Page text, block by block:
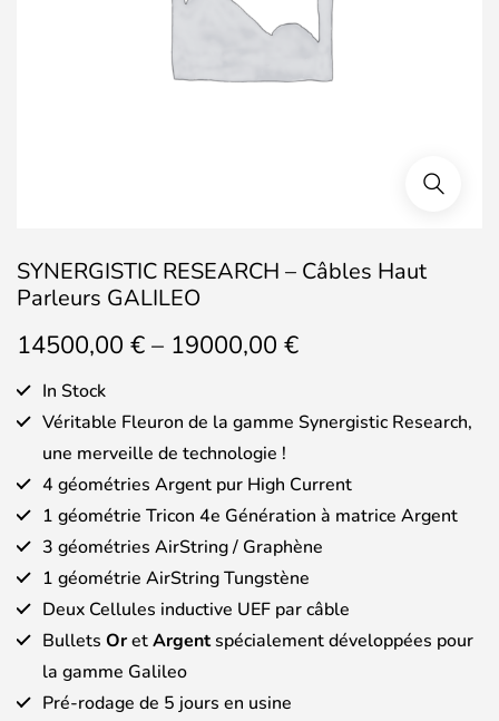
SYNERGISTIC RESEARCH – Câbles Haut
Parleurs GALILEO
14500,00 € – 19000,00 €Price
through
19000,00 €
In Stock
Véritable Fleuron de la gamme Synergistic Research,
une merveille de technologie !
4 géométries Argent pur High Current
1 géométrie Tricon 4e Génération à matrice Argent
3 géométries AirString / Graphène
1 géométrie AirString Tungstène
Deux Cellules inductive UEF par câble
Bullets OretArgentspécialement développées pour
la gamme Galileo
Pré-rodage de 5 jours en usine